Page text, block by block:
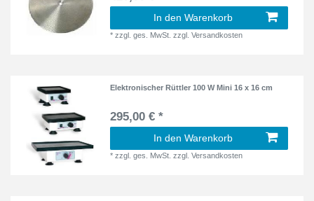
In den Warenkorb
*zzgl. ges. MwSt. zzgl.Versandkosten
Elektronischer Rüttler 100 W Mini 16 x 16 cm
295,00 € *
In den Warenkorb
*zzgl. ges. MwSt. zzgl.Versandkosten